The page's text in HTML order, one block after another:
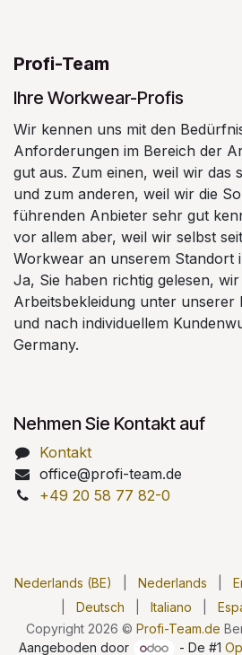
Profi-Team
Ihre Workwear-Profis
Wir kennen uns mit den
Anforderungen im Bereich der
gut aus. Zum einen, weil wir das
und zum anderen, weil wir die
führenden Anbieter sehr gut
vor allem aber, weil wir selbst
Workwear an unserem Standort
Ja, Sie haben richtig gelesen,
Arbeitsbekleidung unter unserer
und nach individuellem
Germany.
Nehmen Sie Kontakt auf
Kontakt
office@profi-team.de
+49 20 58 77 82-0
Copyright 2026 © Profi-Team.de
Nederlands (BE) Nederlands
Deutsch Italiano
Aangeboden door - De #1